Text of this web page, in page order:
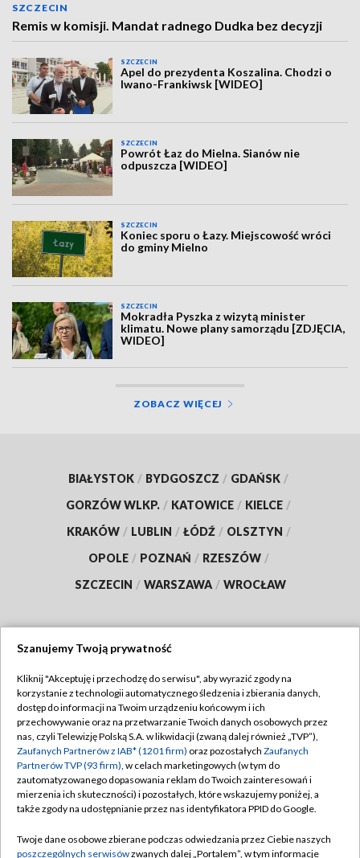
SZCZECIN
Remis w komisji. Mandat radnego Dudka bez decyzji
SZCZECIN
Apel do prezydenta Koszalina. Chodzi o
Iwano-Frankiwsk [WIDEO]
SZCZECIN
Powrót Łaz do Mielna. Sianów nie
odpuszcza [WIDEO]
SZCZECIN
Koniec sporu o Łazy. Miejscowość wróci
do gminy Mielno
SZCZECIN
Mokradła Pyszka z wizytą minister
klimatu. Nowe plany samorządu [ZDJĘCIA,
WIDEO]
ZOBACZ WIĘCEJ
BIAŁYSTOK / BYDGOSZCZ / GDAŃSK /
GORZÓW WLKP. / KATOWICE / KIELCE /
KRAKÓW / LUBLIN / ŁÓDŹ / OLSZTYN /
OPOLE / POZNAŃ / RZESZÓW /
SZCZECIN / WARSZAWA / WROCŁAW
TVP
Abonament TVP
Emisja w TVP
Centrum informacji TVP
Naziemna Telewizja Cyfrowa
Rada Programowa
Regulamin TVP
Polityka prywatności
Moje zgody
Pomoc
Szanujemy Twoją prywatność
Kliknij "Akceptuję i przechodzę do serwisu", aby wyrazić zgody na
korzystanie z technologii automatycznego śledzenia i zbierania danych,
dostęp do informacji na Twoim urządzeniu końcowym i ich
przechowywanie oraz na przetwarzanie Twoich danych osobowych przez
nas, czyli Telewizję Polską S.A. w likwidacji (zwaną dalej również „TVP”),
Zaufanych Partnerów z IAB* (1201 firm) oraz pozostałych Zaufanych
Partnerów TVP (93 firm), w celach marketingowych (w tym do
zautomatyzowanego dopasowania reklam do Twoich zainteresowań i
mierzenia ich skuteczności) i pozostałych, które wskazujemy poniżej, a
także zgody na udostępnianie przez nas identyfikatora PPID do Google.
Twoje dane osobowe zbierane podczas odwiedzania przez Ciebie naszych
poszczególnych serwisówzwanych dalej „Portalem”, w tym informacje